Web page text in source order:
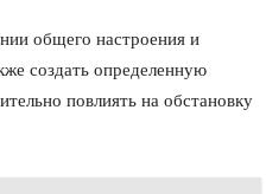
общего настроения и
создать определенную
повлиять на обстановку